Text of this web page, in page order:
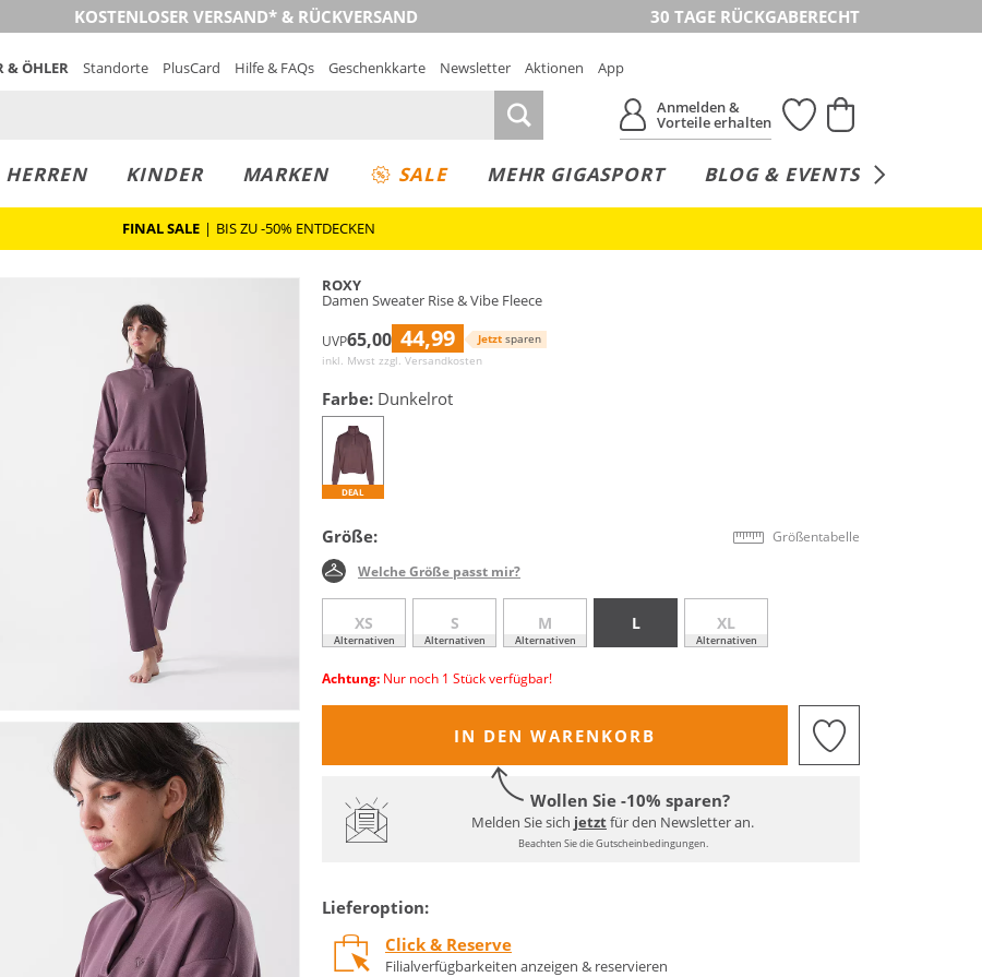
KOSTENLOSER VERSAND* & RÜCKVERSAND 30 TAGE RÜCKGABERECHT
& ÖHLER Standorte PlusCard Hilfe & FAQs Geschenkkarte Newsletter Aktionen
App
Anmelden &
Vorteile erhalten
HERREN KINDER MARKEN SALE MEHR GIGASPORT BLOG & EVENTS
FINAL SALE | BIS ZU -50% ENTDECKEN
ROXY
Damen Sweater Rise & Vibe Fleece
UVP65,00 44,99 Jetzt sparen
inkl. Mwst zzgl. Versandkosten
Farbe: Dunkelrot
DEAL
Größe: Größentabelle
Welche Größe passt mir?
XS
Alternativen
S
Alternativen
M
Alternativen
L XL
Alternativen
Achtung: Nur noch 1 Stück verfügbar!
IN DEN WARENKORB
Wollen Sie -10% sparen?
Melden Sie sich jetztfür den Newsletter an.
Beachten Sie die Gutscheinbedingungen.
Lieferoption:
Click & Reserve
Filialverfügbarkeiten anzeigen & reservieren